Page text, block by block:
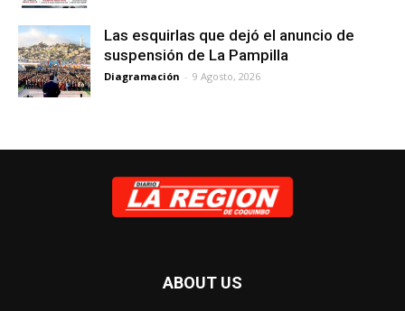
Las esquirlas que dejó el anuncio de
suspensión de La Pampilla
Diagramación - 9 Agosto, 2026
ABOUT US